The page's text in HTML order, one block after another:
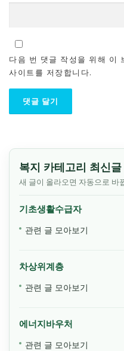
다음 번 댓글 작성을 위해 이
사이트를 저장합니다.
복지 카테고리 최신글
새 글이 올라오면 자동으로 바
기초생활수급자
관련 글 모아보기
차상위계층
관련 글 모아보기
에너지바우처
관련 글 모아보기